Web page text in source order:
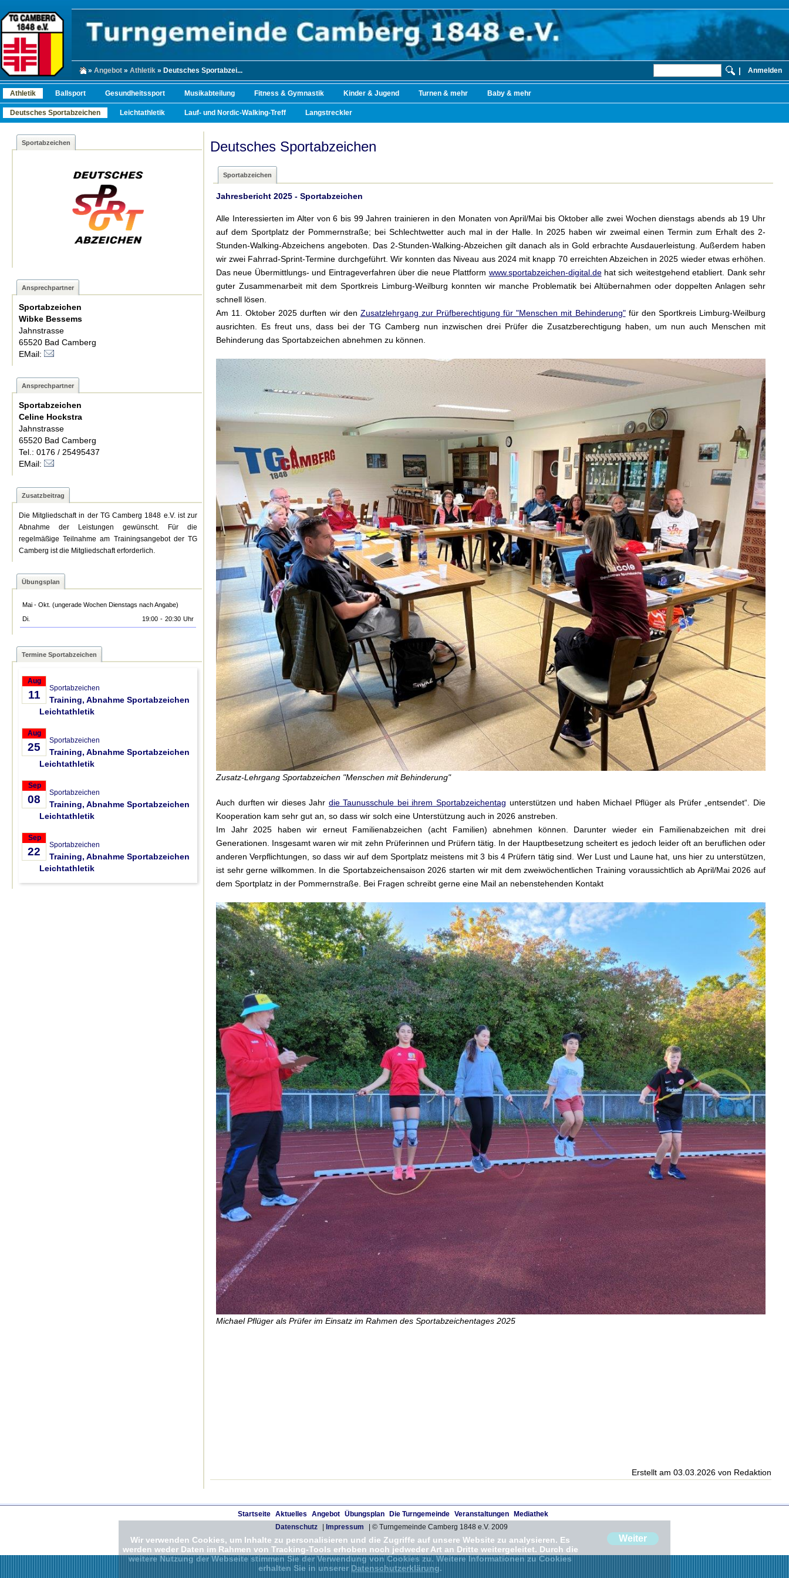
» Angebot » Athletik » Deutsches Sportabzei... | Anmelden
Athletik Ballsport Gesundheitssport Musikabteilung Fitness & Gymnastik Kinder & Jugend Turnen & mehr Baby & mehr
Deutsches Sportabzeichen Leichtathletik Lauf- und Nordic-Walking-Treff Langstreckler
Sportabzeichen
Ansprechpartner
Sportabzeichen
Wibke Bessems
Jahnstrasse
65520 Bad Camberg
EMail:
Ansprechpartner
Sportabzeichen
Celine Hockstra
Jahnstrasse
65520 Bad Camberg
Tel.: 0176 / 25495437
EMail:
Zusatzbeitrag
Die Mitgliedschaft in der TG Camberg 1848 e.V. ist zur
Abnahme der Leistungen gewünscht. Für die
regelmäßige Teilnahme am Trainingsangebot der TG
Camberg ist die Mitgliedschaft erforderlich.
Übungsplan
Mai - Okt. (ungerade Wochen Dienstags nach Angabe)
Di.
19:00 - 20:30 Uhr
Termine Sportabzeichen
Aug
11
Sportabzeichen
Training, Abnahme Sportabzeichen
Leichtathletik
Aug
25
Sportabzeichen
Training, Abnahme Sportabzeichen
Leichtathletik
Sep
08
Sportabzeichen
Training, Abnahme Sportabzeichen
Leichtathletik
Sep
22
Sportabzeichen
Training, Abnahme Sportabzeichen
Leichtathletik
Deutsches Sportabzeichen
Sportabzeichen
Jahresbericht 2025 - Sportabzeichen
Alle Interessierten im Alter von 6 bis 99 Jahren trainieren in den Monaten von April/Mai bis Oktober alle zwei Wochen dienstags abends ab 19 Uhr
auf dem Sportplatz der Pommernstraße; bei Schlechtwetter auch mal in der Halle. In 2025 haben wir zweimal einen Termin zum Erhalt des 2-
Stunden-Walking-Abzeichens angeboten. Das 2-Stunden-Walking-Abzeichen gilt danach als in Gold erbrachte Ausdauerleistung. Außerdem haben
wir zwei Fahrrad-Sprint-Termine durchgeführt. Wir konnten das Niveau aus 2024 mit knapp 70 erreichten Abzeichen in 2025 wieder etwas erhöhen.
Das neue Übermittlungs- und Eintrageverfahren über die neue Plattform www.sportabzeichen-digital.dehat sich weitestgehend etabliert. Dank sehr
guter Zusammenarbeit mit dem Sportkreis Limburg-Weilburg konnten wir manche Problematik bei Altübernahmen oder doppelten Anlagen sehr
schnell lösen.
Am 11. Oktober 2025 durften wir den Zusatzlehrgang zur Prüfberechtigung für "Menschen mit Behinderung"für den Sportkreis Limburg-Weilburg
ausrichten. Es freut uns, dass bei der TG Camberg nun inzwischen drei Prüfer die Zusatzberechtigung haben, um nun auch Menschen mit
Behinderung das Sportabzeichen abnehmen zu können.
Zusatz-Lehrgang Sportabzeichen "Menschen mit Behinderung"
Auch durften wir dieses Jahr die Taunusschule bei ihrem Sportabzeichentag unterstützen und haben Michael Pflüger als Prüfer „entsendet“. Die
Kooperation kam sehr gut an, so dass wir solch eine Unterstützung auch in 2026 anstreben.
Im Jahr 2025 haben wir erneut Familienabzeichen (acht Familien) abnehmen können. Darunter wieder ein Familienabzeichen mit drei
Generationen. Insgesamt waren wir mit zehn Prüferinnen und Prüfern tätig. In der Hauptbesetzung scheitert es jedoch leider oft an beruflichen oder
anderen Verpflichtungen, so dass wir auf dem Sportplatz meistens mit 3 bis 4 Prüfern tätig sind. Wer Lust und Laune hat, uns hier zu unterstützen,
ist sehr gerne willkommen. In die Sportabzeichensaison 2026 starten wir mit dem zweiwöchentlichen Training voraussichtlich ab April/Mai 2026 auf
dem Sportplatz in der Pommernstraße. Bei Fragen schreibt gerne eine Mail an nebenstehenden Kontakt
Michael Pflüger als Prüfer im Einsatz im Rahmen des Sportabzeichentages 2025
Erstellt am 03.03.2026 von Redaktion
Startseite Aktuelles Angebot Übungsplan Die Turngemeinde Veranstaltungen
Mediathek
Datenschutz
Impressum | © Turngemeinde Camberg 1848 e.V. 2009
Weiter
Wir verwenden Cookies, um Inhalte zu personalisieren und die Zugriffe auf unsere Website zu analysieren. Es
werden weder Daten im Rahmen von Tracking-Tools erhoben noch jedweder Art an Dritte weitergeleitet. Durch die
weitere Nutzung der Webseite stimmen Sie der Verwendung von Cookies zu. Weitere Informationen zu Cookies
erhalten Sie in unserer Datenschutzerklärung.